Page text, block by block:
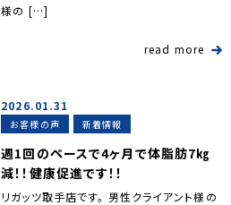
様の […]
read more
2026.01.31
お客様の声 新着情報
週1回のペースで4ヶ月で体脂肪7㎏
減！！健康促進です！！
リガッツ取手店です。 男性クライアント様の